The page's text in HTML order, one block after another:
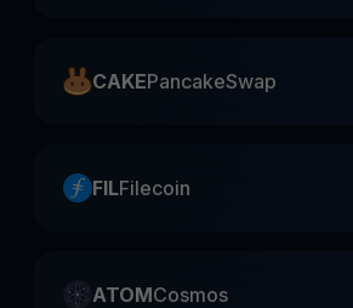
CAKEPancakeSwap
FILFilecoin
ATOMCosmos